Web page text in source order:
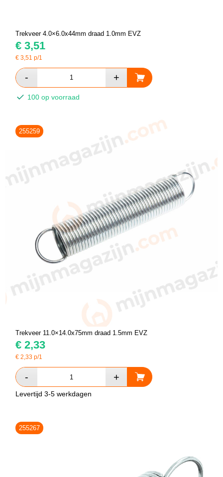
Trekveer 4.0×6.0x44mm draad 1.0mm EVZ
€ 3,51
€3,51 p/1
100 op voorraad
255259
Trekveer 11.0×14.0x75mm draad 1.5mm EVZ
€ 2,33
€2,33 p/1
Levertijd 3-5 werkdagen
255267